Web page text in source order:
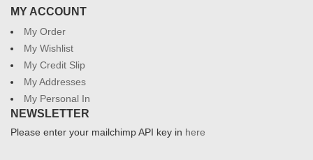
MY ACCOUNT
My Order
My Wishlist
My Credit Slip
My Addresses
My Personal In
NEWSLETTER
Please enter your mailchimp API key in here